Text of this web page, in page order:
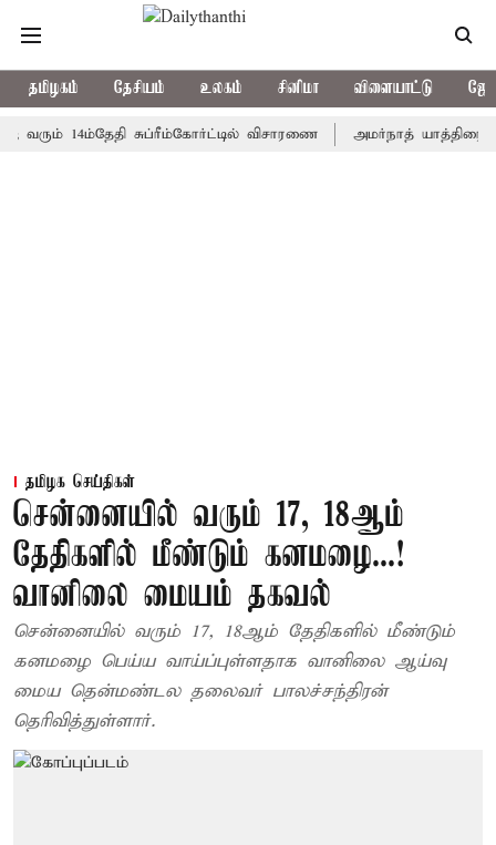
தமிழகம் தேசியம் உலகம் சினிமா விளையாட்டு
14ம்தேதி சுப்ரீம்கோர்ட்டில் விசாரணை அமர்நாத் யாத்திரை
தமிழக செய்திகள்
சென்னையில் வரும் 17, 18ஆம்
தேதிகளில் மீண்டும் கனமழை...!
வானிலை மையம் தகவல்
சென்னையில் வரும் 17, 18ஆம் தேதிகளில் மீண்டும்
கனமழை பெய்ய வாய்ப்புள்ளதாக வானிலை ஆய்வு
மைய தென்மண்டல தலைவர் பாலச்சந்திரன்
தெரிவித்துள்ளார்.